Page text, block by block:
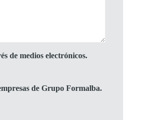
de medios electrónicos.
de Grupo Formalba.